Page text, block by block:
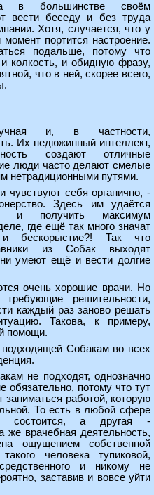
в большинстве своём
вести беседу и без труда
Хотя, случается, что у
портится настроение.
подальше, потому что
колкость, и обидную фразу,
что в ней, скорее всего,
и, в частности,
Их недюжинный интеллект,
создают отличные
люди часто делают смелые
нетрадиционными путями.
чувствуют себя органично, -
Здесь им удаётся
и получить максимум
где ещё так много значат
и бескорыстие?! Так что
из Собак выходят
умеют ещё и вести долгие
очень хорошие врачи. Но
решительности,
каждый раз заново решать
Такова, к примеру,
помощи.
Собакам во всех
не подходят, однозначно
обязательно, потому что тут
заниматься работой, которую
То есть в любой сфере
состоится, а другая -
же врачебная деятельность,
ощущением собственной
человека тупиковой,
и никому не
заставив и вовсе уйти